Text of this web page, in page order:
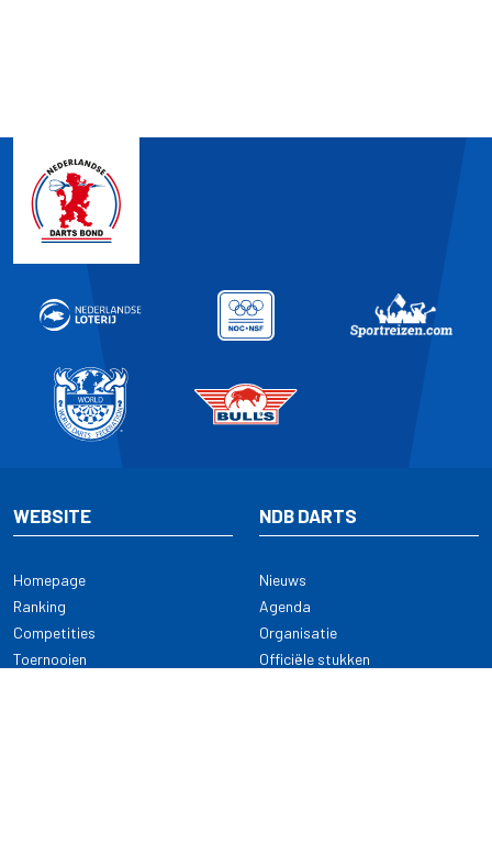
WEBSITE
Homepage
Ranking
Competities
Toernooien
NDB DARTS
Nieuws
Agenda
Organisatie
Officiële stukken